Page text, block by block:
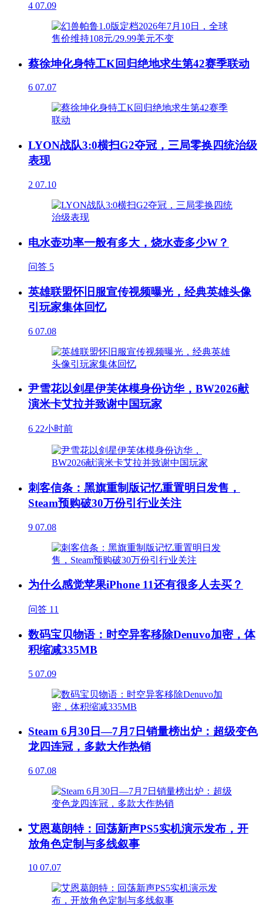
4 07.09
蔡徐坤化身特工K回归绝地求生第42赛季联动
6 07.07
LYON战队3:0横扫G2夺冠，三局零换四统治级
表现
2 07.10
电水壶功率一般有多大，烧水壶多少W？
问答 5
英雄联盟怀旧服宣传视频曝光，经典英雄头像
引玩家集体回忆
6 07.08
尹雪花以剑星伊芙体模身份访华，BW2026献
演米卡艾拉并致谢中国玩家
6 22小时前
刺客信条：黑旗重制版记忆重置明日发售，
Steam预购破30万份引行业关注
9 07.08
为什么感觉苹果iPhone 11还有很多人去买？
问答 11
数码宝贝物语：时空异客移除Denuvo加密，体
积缩减335MB
5 07.09
Steam 6月30日—7月7日销量榜出炉：超级变色
龙四连冠，多款大作热销
6 07.08
艾恩葛朗特：回荡新声PS5实机演示发布，开
放角色定制与多线叙事
10 07.07